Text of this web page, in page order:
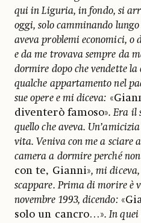
qui in Liguria, in fondo, si
oggi, solo camminando
aveva problemi economici,
e da me trovava sempre da
dormire dopo che vendette la
qualche appartamento nel
sue opere e mi diceva:
diventerò famoso». Era il
quello che aveva.
vita. Veniva con me a sciare
camera a dormire perché
con te, Gianni», mi diceva,
scappare. Prima di morire è
novembre 1993, dicendo:
solo un cancro…». In